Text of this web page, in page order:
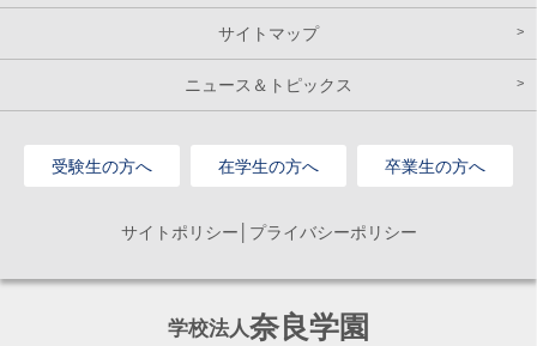
サイトマップ
ニュース＆トピックス
受験生の方へ 在学生の方へ 卒業生の方へ
サイトポリシー│プライバシーポリシー
学校法人奈良学園